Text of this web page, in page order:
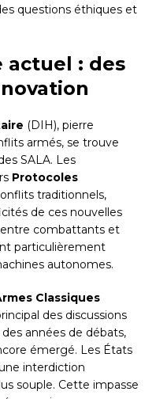
questions éthiques et
actuel : des
(DIH), pierre
armés, se trouve
SALA. Les
Protocoles
traditionnels,
de ces nouvelles
combattants et
particulièrement
autonomes.
Classiques
des discussions
années de débats,
émergé. Les États
interdiction
souple. Cette impasse